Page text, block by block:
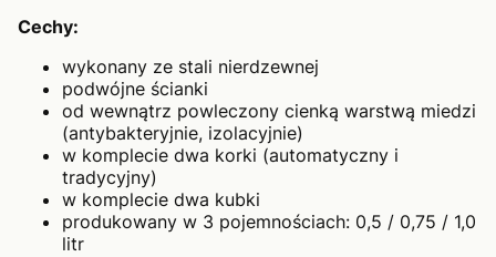
Cechy:
wykonany ze stali nierdzewnej
podwójne ścianki
od wewnątrz powleczony cienką warstwą miedzi
(antybakteryjnie, izolacyjnie)
w komplecie dwa korki (automatyczny i
tradycyjny)
w komplecie dwa kubki
produkowany w 3 pojemnościach: 0,5 / 0,75 / 1,0
litr